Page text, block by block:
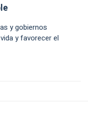
y gobiernos
y favorecer el